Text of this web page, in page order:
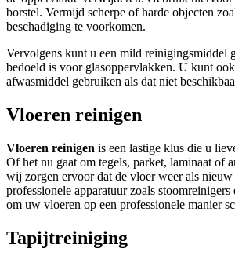
borstel. Vermijd scherpe of harde objecten
beschadiging te voorkomen.
Vervolgens kunt u een mild reinigingsmiddel
bedoeld is voor glasoppervlakken. U kunt
afwasmiddel gebruiken als dat niet
Vloeren reinigen
Vloeren reinigen is een lastige klus die u
Of het nu gaat om tegels, parket, laminaat of
wij zorgen ervoor dat de vloer weer als
professionele apparatuur zoals stoomreinigers
om uw vloeren op een professionele manier
Tapijtreiniging